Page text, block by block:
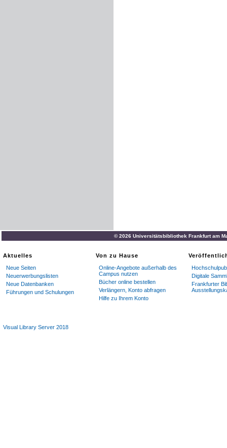
© 2026 Universitätsbibliothek Frankfurt am
Aktuelles
Neue Seiten
Neuerwerbungslisten
Neue Datenbanken
Führungen und Schulungen
Von zu Hause
Online-Angebote außerhalb des
Campus nutzen
Bücher online bestellen
Verlängern, Konto abfragen
Hilfe zu Ihrem Konto
Digitale
Frankfurter
Visual Library Server 2018